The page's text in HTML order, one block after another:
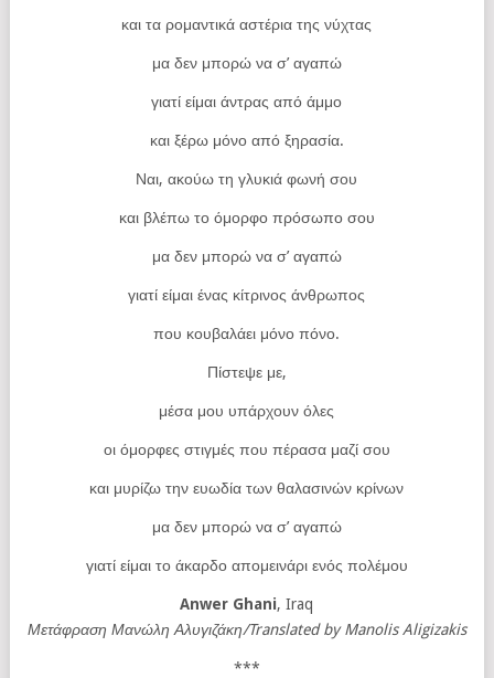
και τα ρομαντικά αστέρια της νύχτας
μα δεν μπορώ να σ’ αγαπώ
γιατί είμαι άντρας από άμμο
και ξέρω μόνο από ξηρασία.
Ναι, ακούω τη γλυκιά φωνή σου
και βλέπω το όμορφο πρόσωπο σου
μα δεν μπορώ να σ’ αγαπώ
γιατί είμαι ένας κίτρινος άνθρωπος
που κουβαλάει μόνο πόνο.
Πίστεψε με,
μέσα μου υπάρχουν όλες
οι όμορφες στιγμές που πέρασα μαζί σου
και μυρίζω την ευωδία των θαλασινών κρίνων
μα δεν μπορώ να σ’ αγαπώ
γιατί είμαι το άκαρδο απομεινάρι ενός πολέμου
Anwer Ghani, Iraq
Μετάφραση Μανώλη Αλυγιζάκη/Translated by Manolis Aligizakis
***